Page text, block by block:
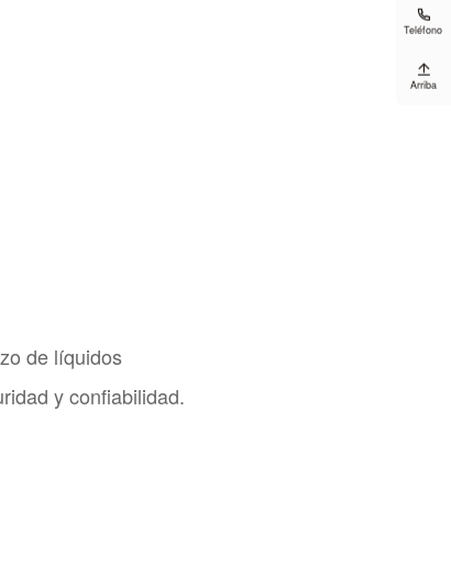
de líquidos
y confiabilidad.

Teléfono

Arriba